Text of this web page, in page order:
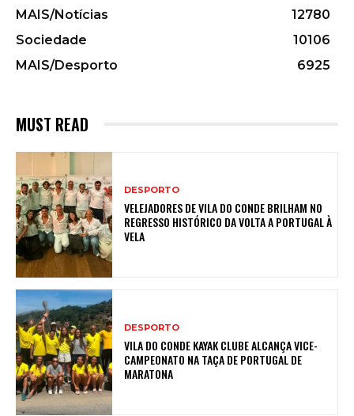
MAIS/Notícias
12780
Sociedade
10106
MAIS/Desporto
6925
MUST READ
DESPORTO
VELEJADORES DE VILA DO CONDE BRILHAM NO
REGRESSO HISTÓRICO DA VOLTA A PORTUGAL À
VELA
DESPORTO
VILA DO CONDE KAYAK CLUBE ALCANÇA VICE-
CAMPEONATO NA TAÇA DE PORTUGAL DE
MARATONA